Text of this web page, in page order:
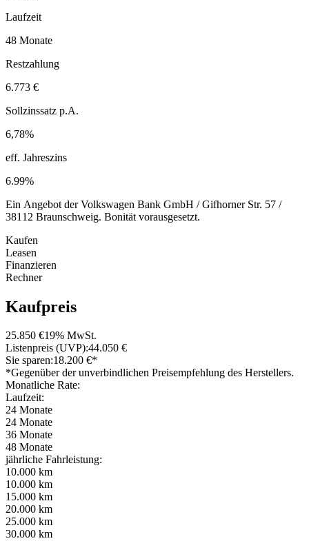
Laufzeit
48 Monate
Restzahlung
6.773 €
Sollzinssatz p.A.
6,78%
eff. Jahreszins
6.99%
Ein Angebot der Volkswagen Bank GmbH / Gifhorner Str. 57 /
38112 Braunschweig. Bonität vorausgesetzt.
Kaufen
Leasen
Finanzieren
Rechner
Kaufpreis
25.850 €19% MwSt.
Listenpreis (UVP):44.050 €
Sie sparen:18.200 €*
*Gegenüber der unverbindlichen Preisempfehlung des Herstellers.
Monatliche Rate:
Laufzeit:
24 Monate
24 Monate
36 Monate
48 Monate
jährliche Fahrleistung:
10.000 km
10.000 km
15.000 km
20.000 km
25.000 km
30.000 km